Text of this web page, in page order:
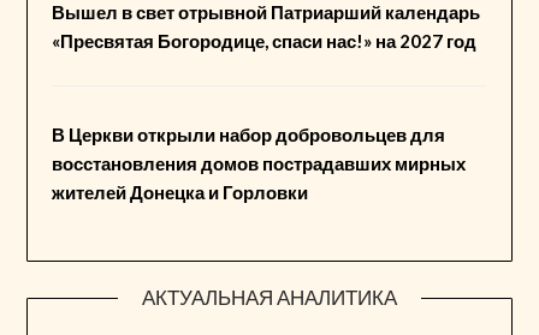
Вышел в свет отрывной Патриарший календарь
«Пресвятая Богородице, спаси нас!» на 2027 год
В Церкви открыли набор добровольцев для
восстановления домов пострадавших мирных
жителей Донецка и Горловки
АКТУАЛЬНАЯ АНАЛИТИКА